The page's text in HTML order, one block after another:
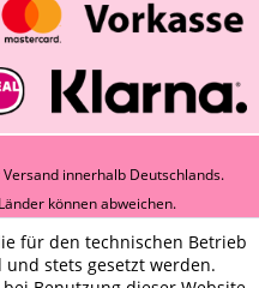
innerhalb Deutschlands.
können abweichen.
für den technischen Betrieb
stets gesetzt werden.